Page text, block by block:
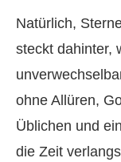
Natürlich,
steckt dahinter,
ohne Allüren,
Üblichen und
die Zeit